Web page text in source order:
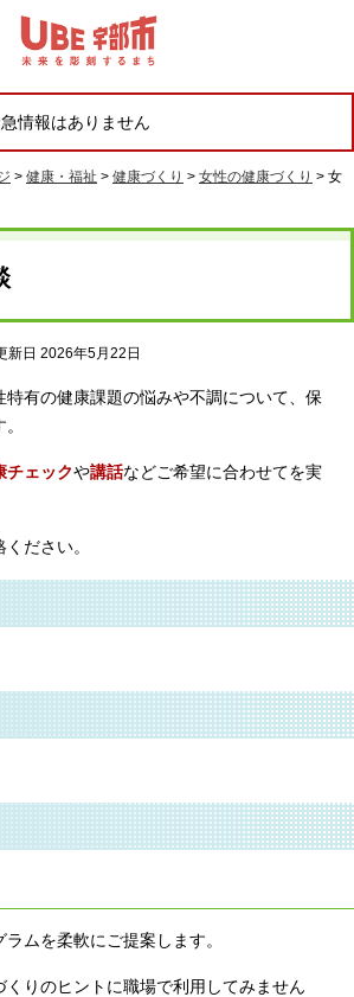
情報はありません
> 健康・福祉 > 健康づくり > 女性の健康づくり > 女
日 2026年5月22日
特有の健康課題の悩みや不調について、保
チェックや講話などご希望に合わせてを実
ださい。
ムを柔軟にご提案します。
くりのヒントに職場で利用してみません